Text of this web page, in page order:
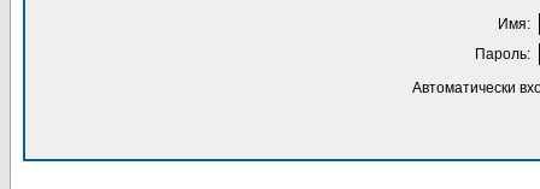
Имя:
Пароль:
Автоматически